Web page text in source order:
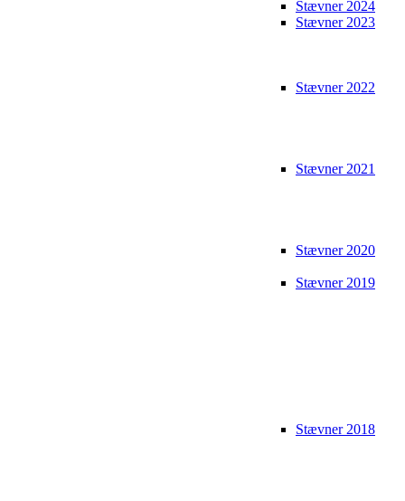
Stævner 2024
Stævner 2023
Stævner 2022
Stævner 2021
Stævner 2020
Stævner 2019
Stævner 2018